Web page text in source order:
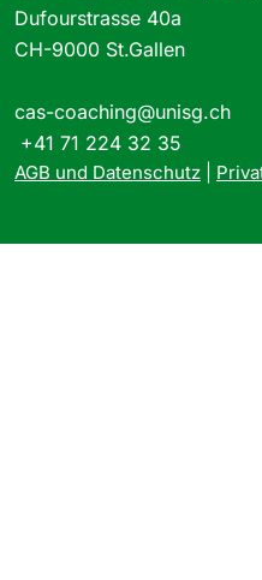
Dufourstrasse 40a
CH-9000 St.Gallen
cas-coaching@unisg.ch
+41 71 224 32 35
AGB und Datenschutz Priva